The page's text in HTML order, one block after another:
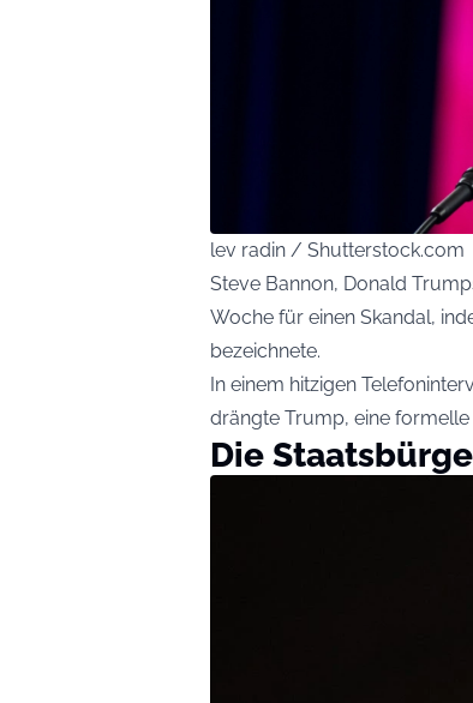
lev radin / Shutterstock.com
Steve Bannon, Donald
Woche für einen Skandal,
bezeichnete.
In einem hitzigen
drängte Trump, eine
Die